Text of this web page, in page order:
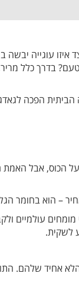
עוגייה יבשה
בדרך כלל
הביתית הפכה
על הכוס, אבל
אחיד שלהם.